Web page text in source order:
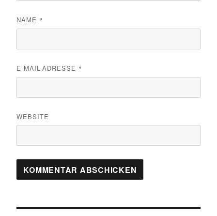
NAME *
E-MAIL-ADRESSE *
WEBSITE